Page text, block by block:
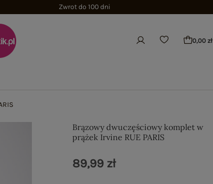
Zwrot do 100 dni
0,00 zł
Brązowy dwuczęściowy komplet w
prążek Irvine RUE PARIS
89,99 zł